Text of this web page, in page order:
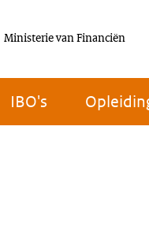
Ministerie van Financiën
IBO's